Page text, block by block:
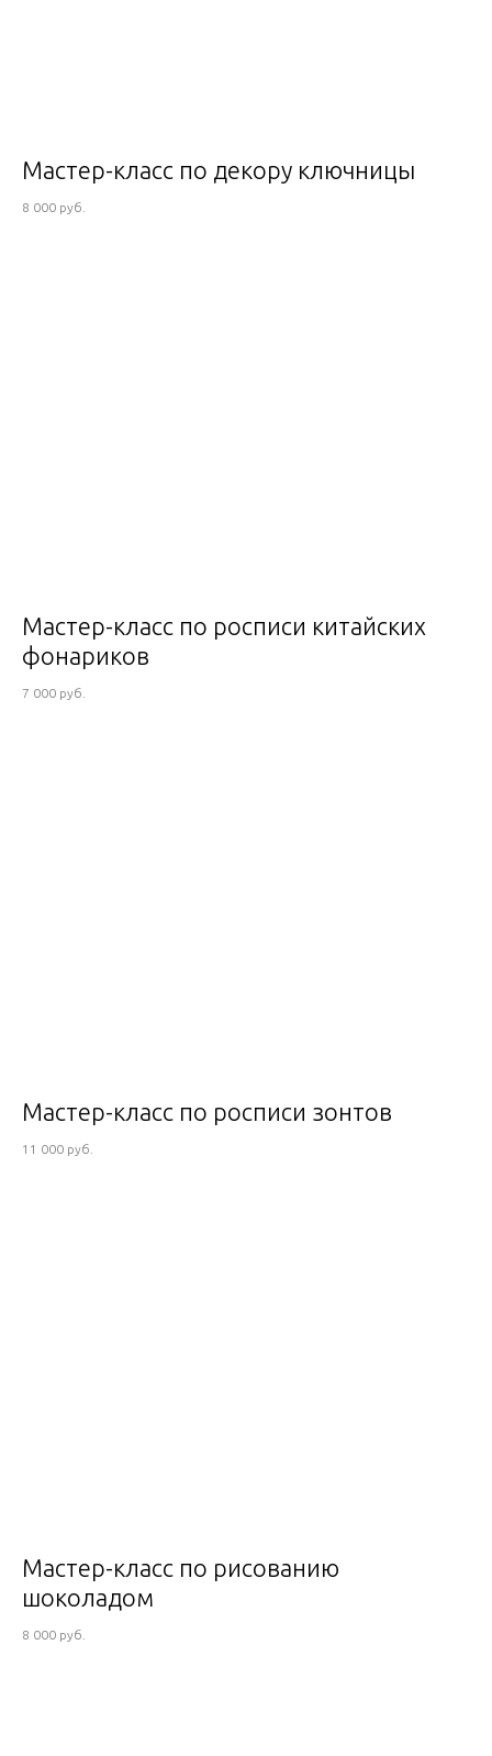
Мастер-класс по декору ключницы
8 000 руб.
Мастер-класс по росписи китайских
фонариков
7 000 руб.
Мастер-класс по росписи зонтов
11 000 руб.
Мастер-класс по рисованию
шоколадом
8 000 руб.